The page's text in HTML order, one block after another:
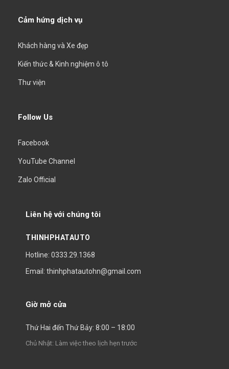
Cảm hứng dịch vụ
Khách hàng và Xe đẹp
Kiến thức & Kinh nghiệm ô tô
Thư viện
Follow Us
Facebook
YouTube Channel
Zalo Official
Liên hệ với chúng tôi
THINHPHATAUTO
Hotline: 0333.29.1368
Email: thinhphatautohn@gmail.com
Giờ mở cửa
Thứ Hai đến Thứ Bảy: 8:00 – 18:00
Chủ Nhật: Làm việc theo lịch hẹn trước